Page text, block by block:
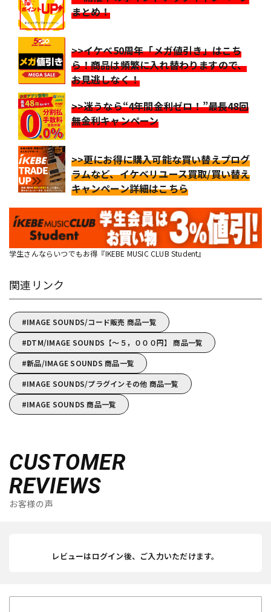
まとめ！
>>イケベ50周年「メガ値引き」はこち
ら！商品は頻繁に入れ替わりますので、
お見逃しなく！
>>迷うなら“4年間金利ゼロ！”最長48回
無金利キャンペーン
>>更にお得に購入可能な買い替えプログ
ラムなど、イケベリユース買取/買い替え
キャンペーン詳細はこちら
学生さんならいつでもお得『IKEBE MUSIC CLUB Student』
関連リンク
IMAGE SOUNDS/コード販売 商品一覧
DTM/IMAGE SOUNDS【～５，０００円】 商品一覧
新品/IMAGE SOUNDS 商品一覧
IMAGE SOUNDS/プラグインその他 商品一覧
IMAGE SOUNDS 商品一覧
CUSTOMER
REVIEWS
お客様の声
レビューはログイン後、ご入力いただけます。